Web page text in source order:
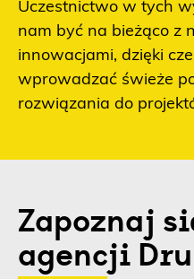
Uczestnictwo w tych
nam być na bieżąco z
innowacjami, dzięki
wprowadzać świeże
rozwiązania do
Zapoznaj
agencji